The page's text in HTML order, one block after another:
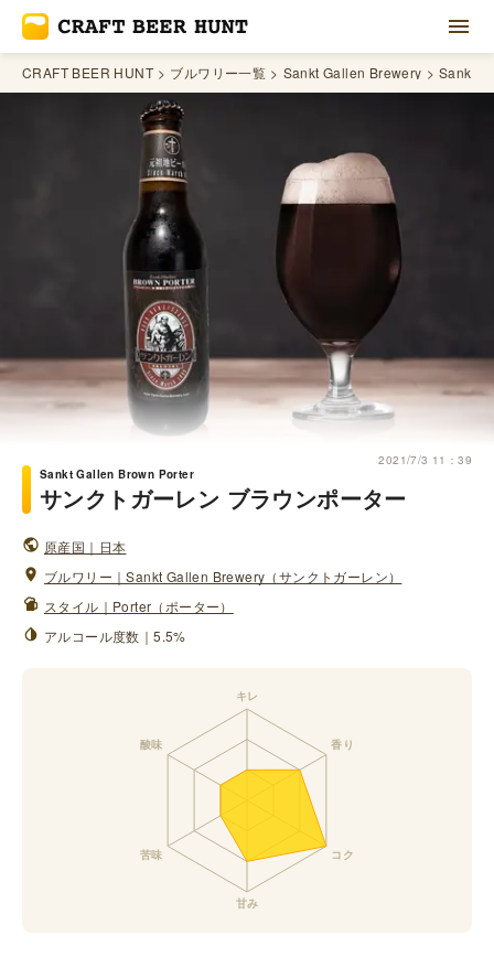
CRAFT BEER HUNT ブルワリー一覧 Sankt Gallen Brewery Sankt
2021/7/3 11：39
Sankt Gallen Brown Porter
サンクトガーレン ブラウンポーター
原産国｜日本
ブルワリー｜Sankt Gallen Brewery（サンクトガーレン）
スタイル｜Porter（ポーター）
アルコール度数｜5.5%